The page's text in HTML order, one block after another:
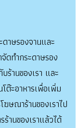
าษรองจานและ
ดทำกระดาษรอง
านของเรา และ
ต๊ะอาหารเพื่อเพิ่ม
ษณาร้านของเราไป
านของเราแล้วได้